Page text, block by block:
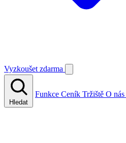
Vyzkoušet zdarma
Hledat
Funkce Ceník Tržiště O nás